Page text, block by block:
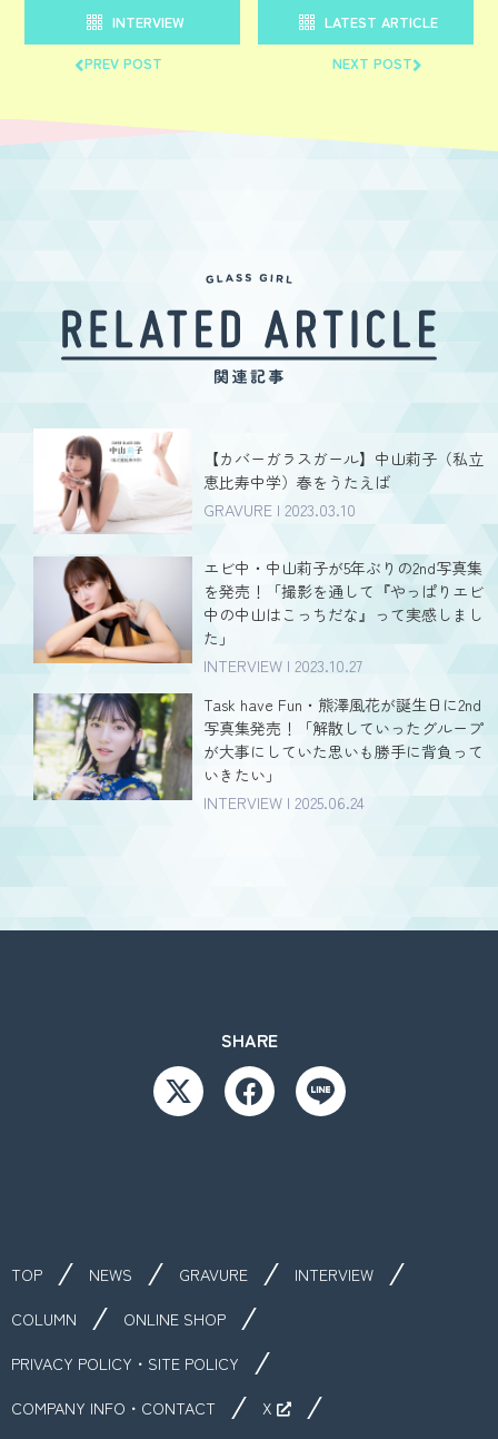
INTERVIEW
LATEST ARTICLE
PREV POST
NEXT POST
【カバーガラスガール】中山莉子（私立
恵比寿中学）春をうたえば
GRAVURE | 2023.03.10
エビ中・中山莉子が5年ぶりの2nd写真集
を発売！「撮影を通して『やっぱりエビ
中の中山はこっちだな』って実感しまし
た」
INTERVIEW | 2023.10.27
Task have Fun・熊澤風花が誕生日に2nd
写真集発売！「解散していったグループ
が大事にしていた思いも勝手に背負って
いきたい」
INTERVIEW | 2025.06.24
SHARE
TOP NEWS GRAVURE
INTERVIEW
COLUMN
ONLINE SHOP
PRIVACY POLICY・SITE POLICY
COMPANY INFO・CONTACT
X